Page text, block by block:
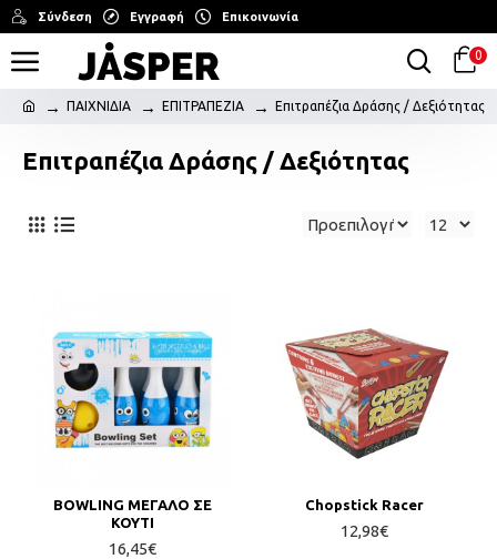
Σύνδεση Εγγραφή Επικοινωνία
0
ΠΑΙΧΝΙΔΙΑ ΕΠΙΤΡΑΠΕΖΙΑ Επιτραπέζια Δράσης / Δεξιότητας
Επιτραπέζια Δράσης / Δεξιότητας
BOWLING ΜΕΓΑΛΟ ΣΕ
ΚΟΥΤΙ
16,45€
Chopstick Racer
12,98€